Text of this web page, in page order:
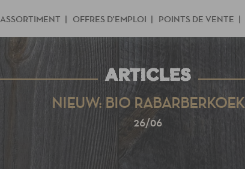
ASSORTIMENT OFFRES D'EMPLOI POINTS DE VENTE
ARTICLES
NIEUW: BIO RABARBERKOEK
26/06